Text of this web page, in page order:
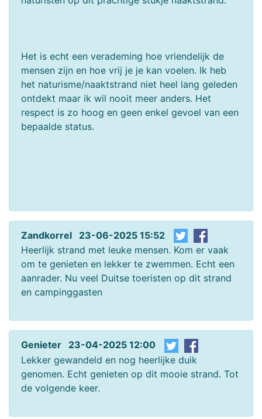
Het is echt een verademing hoe vriendelijk de
mensen zijn en hoe vrij je je kan voelen. Ik heb
het naturisme/naaktstrand niet heel lang geleden
ontdekt maar ik wil nooit meer anders. Het
respect is zo hoog en geen enkel gevoel van een
bepaalde status.
Zandkorrel 23-06-2025 15:52
Heerlijk strand met leuke mensen. Kom er vaak
om te genieten en lekker te zwemmen. Echt een
aanrader. Nu veel Duitse toeristen op dit strand
en campinggasten
Genieter 23-04-2025 12:00
Lekker gewandeld en nog heerlijke duik
genomen. Echt genieten op dit mooie strand. Tot
de volgende keer.